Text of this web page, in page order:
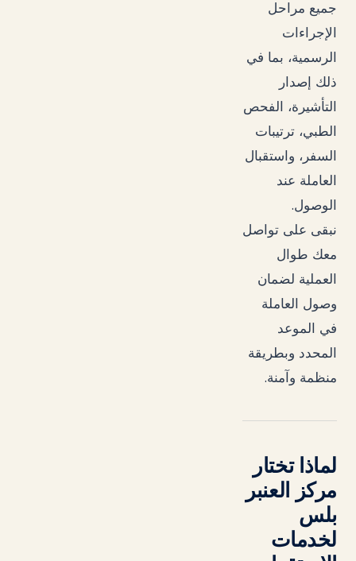
جميع مراحل
الإجراءات
الرسمية، بما في
ذلك إصدار
التأشيرة، الفحص
الطبي، ترتيبات
السفر، واستقبال
العاملة عند
الوصول.
نبقى على تواصل
معك طوال
العملية لضمان
وصول العاملة
في الموعد
المحدد وبطريقة
منظمة وآمنة.
لماذا تختار
مركز العنبر
بلس
لخدمات